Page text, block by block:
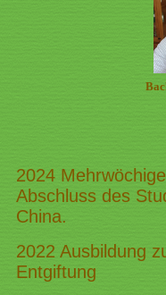
2024
Abschluss des
China.
2022 Ausbildung
Entgiftung